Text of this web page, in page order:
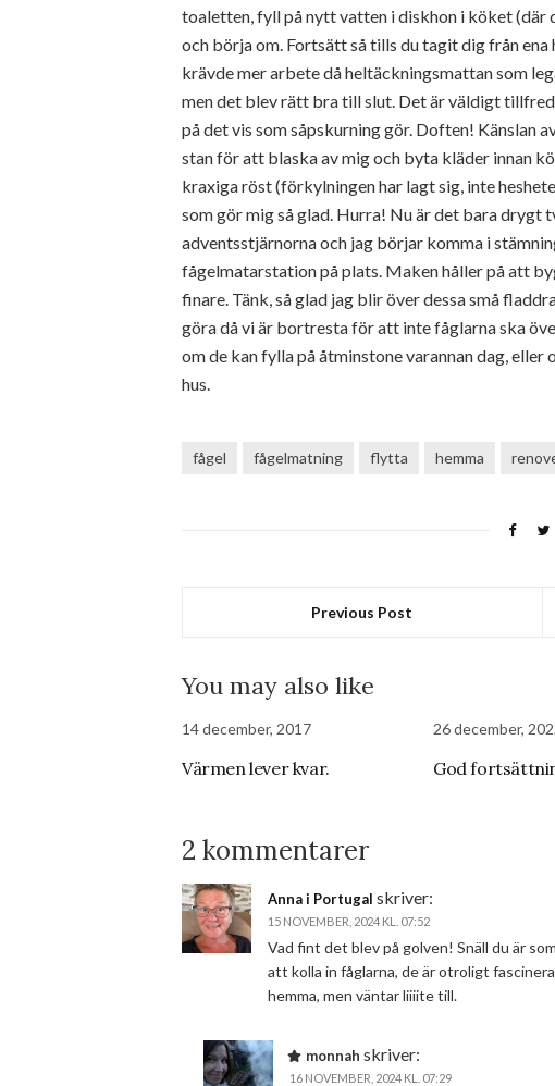
toaletten, fyll på nytt vatten i diskhon i köket (där
och börja om. Fortsätt så tills du tagit dig från
krävde mer arbete då heltäckningsmattan som
men det blev rätt bra till slut. Det är väldigt
på det vis som såpskurning gör. Doften!
stan för att blaska av mig och byta kläder innan
kraxiga röst (förkylningen har lagt sig, inte
som gör mig så glad. Hurra! Nu är det bara drygt
adventsstjärnorna och jag börjar komma i
fågelmatarstation på plats. Maken håller på att
finare. Tänk, så glad jag blir över dessa små
göra då vi är bortresta för att inte fåglarna ska
om de kan fylla på åtminstone varannan dag,
hus.
fågel fågelmatning flytta hemma
Previous Post
You may also like
14 december, 2017
Värmen lever kvar.
26 december,
God
2 kommentarer
Anna i Portugal skriver:
15 NOVEMBER, 2024 KL. 07:52
Vad fint det blev på golven! Snäll du är
att kolla in fåglarna, de är otroligt
hemma, men väntar liiiite till.
monnah skriver:
16 NOVEMBER, 2024 KL. 07:29